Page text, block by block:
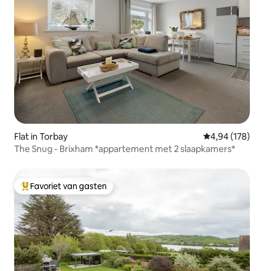
Flat in Torbay Gemiddelde
4,94 (178)
The Snug - Brixham *appartement met 2 slaapkamers*
Topfavoriet van gasten
Favoriet van gasten